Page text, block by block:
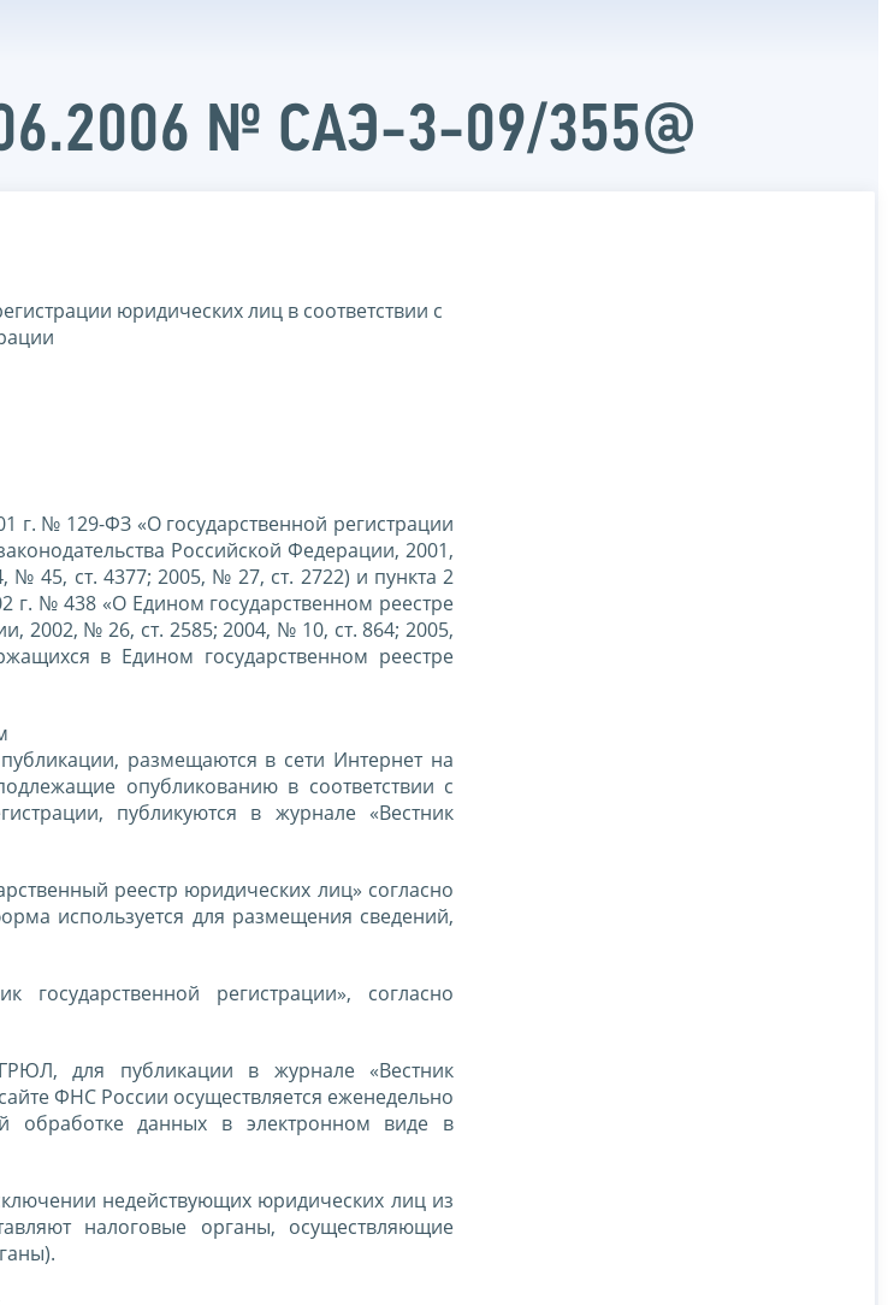
№ САЭ-3-09/355@
юридических лиц в соответствии с
г. № 129-ФЗ «О государственной регистрации
Российской Федерации, 2001,
45, ст. 4377; 2005, № 27, ст. 2722) и пункта 2
г. № 438 «О Едином государственном реестре
2002, № 26, ст. 2585; 2004, № 10, ст. 864; 2005,
в Едином государственном реестре
размещаются в сети Интернет на
опубликованию в соответствии с
публикуются в журнале «Вестник
реестр юридических лиц» согласно
используется для размещения сведений,
регистрации», согласно
для публикации в журнале «Вестник
ФНС России осуществляется еженедельно
обработке данных в электронном виде в
недействующих юридических лиц из
налоговые органы, осуществляющие